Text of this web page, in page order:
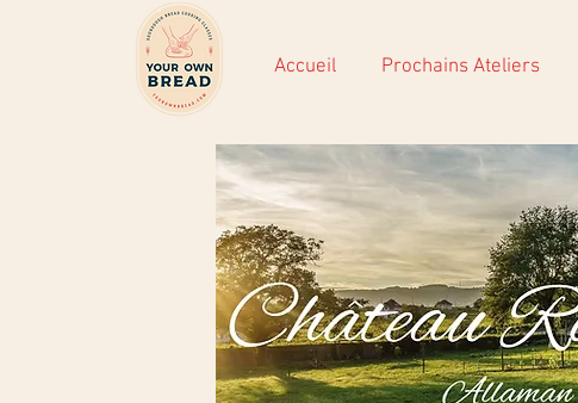
Accueil Prochains Ateliers